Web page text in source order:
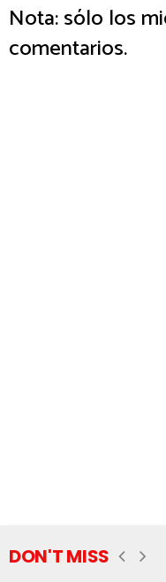
Nota: sólo los
comentarios.
DON'T MISS